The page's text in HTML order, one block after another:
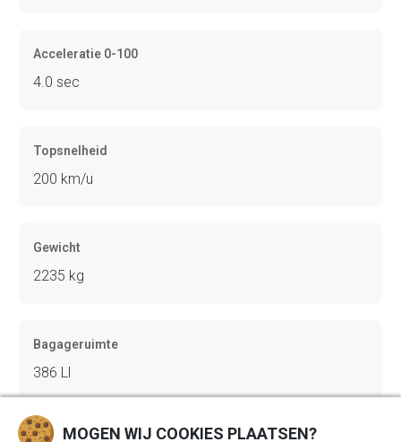
Acceleratie 0-100
4.0 sec
Topsnelheid
200 km/u
Gewicht
2235 kg
Bagageruimte
386 Ll
MOGEN WIJ COOKIES PLAATSEN?